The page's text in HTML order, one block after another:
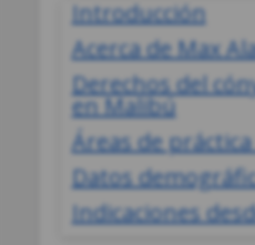
Introducción
Acerca de Max
Derechos del
en Malibú
Áreas de
Datos
Indicaciones